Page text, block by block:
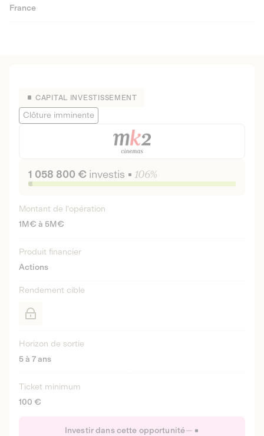
France
CAPITAL INVESTISSEMENT
Clôture imminente
1 058 800 € investis 106%
Montant de l'opération
1M€ à 5M€
Produit financier
Actions
Rendement cible
Horizon de sortie
5 à 7 ans
Ticket minimum
100 €
Investir dans cette opportunité